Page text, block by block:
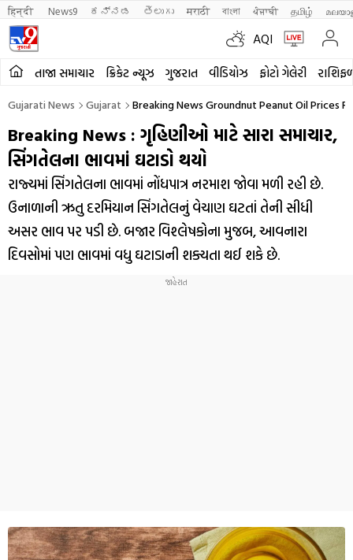
हिन्दी News9 ಕನ್ನಡ తెలుగు मराठी বাংলা ਪੰਜਾਬੀ தமிழ்
AQI
તાજા સમાચાર ક્રિકેટ ન્યૂઝ ગુજરાત વીડિયોઝ ફોટો ગેલેરી
Gujarati News Gujarat Breaking News Groundnut Peanut Oil Prices
Breaking News : ગૃહિણીઓ માટે સારા સમાચાર,
સિંગતેલના ભાવમાં ઘટાડો થયો
રાજ્યમાં સિંગતેલના ભાવમાં નોંધપાત્ર નરમાશ જોવા મળી રહી છે.
ઉનાળાની ઋતુ દરમિયાન સિંગતેલનું વેચાણ ઘટતાં તેની સીધી
અસર ભાવ પર પડી છે. બજાર વિશ્લેષકોના મુજબ, આવનારા
દિવસોમાં પણ ભાવમાં વધુ ઘટાડાની શક્યતા થઈ શકે છે.